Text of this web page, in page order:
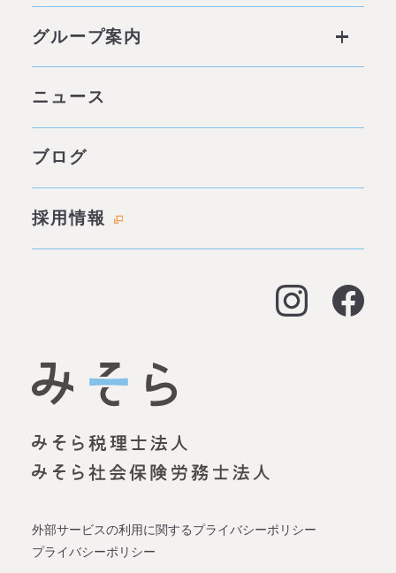
他社との違い
社会背景
みそらの独自性
料金表
資金調達（事業融資）
資金調達（創業融資）
労務顧問
事業承継
グループ案内
代表あいさつ
名古屋オフィス
明石オフィス
ニュース
ブログ
採用情報
外部サービスの利用に関するプライバシーポリシー
プライバシーポリシー